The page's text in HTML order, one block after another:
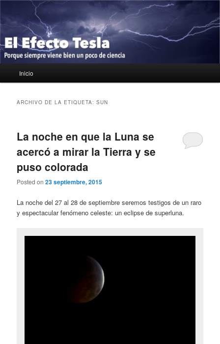
contenido
principal
contenido
secundario
El Efecto Tesla
Porque siempre viene bien un poco de ciencia
principal
Inicio
ARCHIVO DE LA ETIQUETA:SUN
La noche en que la Luna se
acercó a mirar la Tierra y se
puso colorada
Posted on23 septiembre, 2015
La noche del 27 al 28 de septiembre seremos testigos de un raro
y espectacular fenómeno celeste: un eclipse de superluna.